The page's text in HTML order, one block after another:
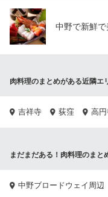
中野で新鮮
肉料理のまとめがある近隣エ
吉祥寺 荻窪 高
まだまだある！肉料理のまと
中野ブロードウェイ周辺